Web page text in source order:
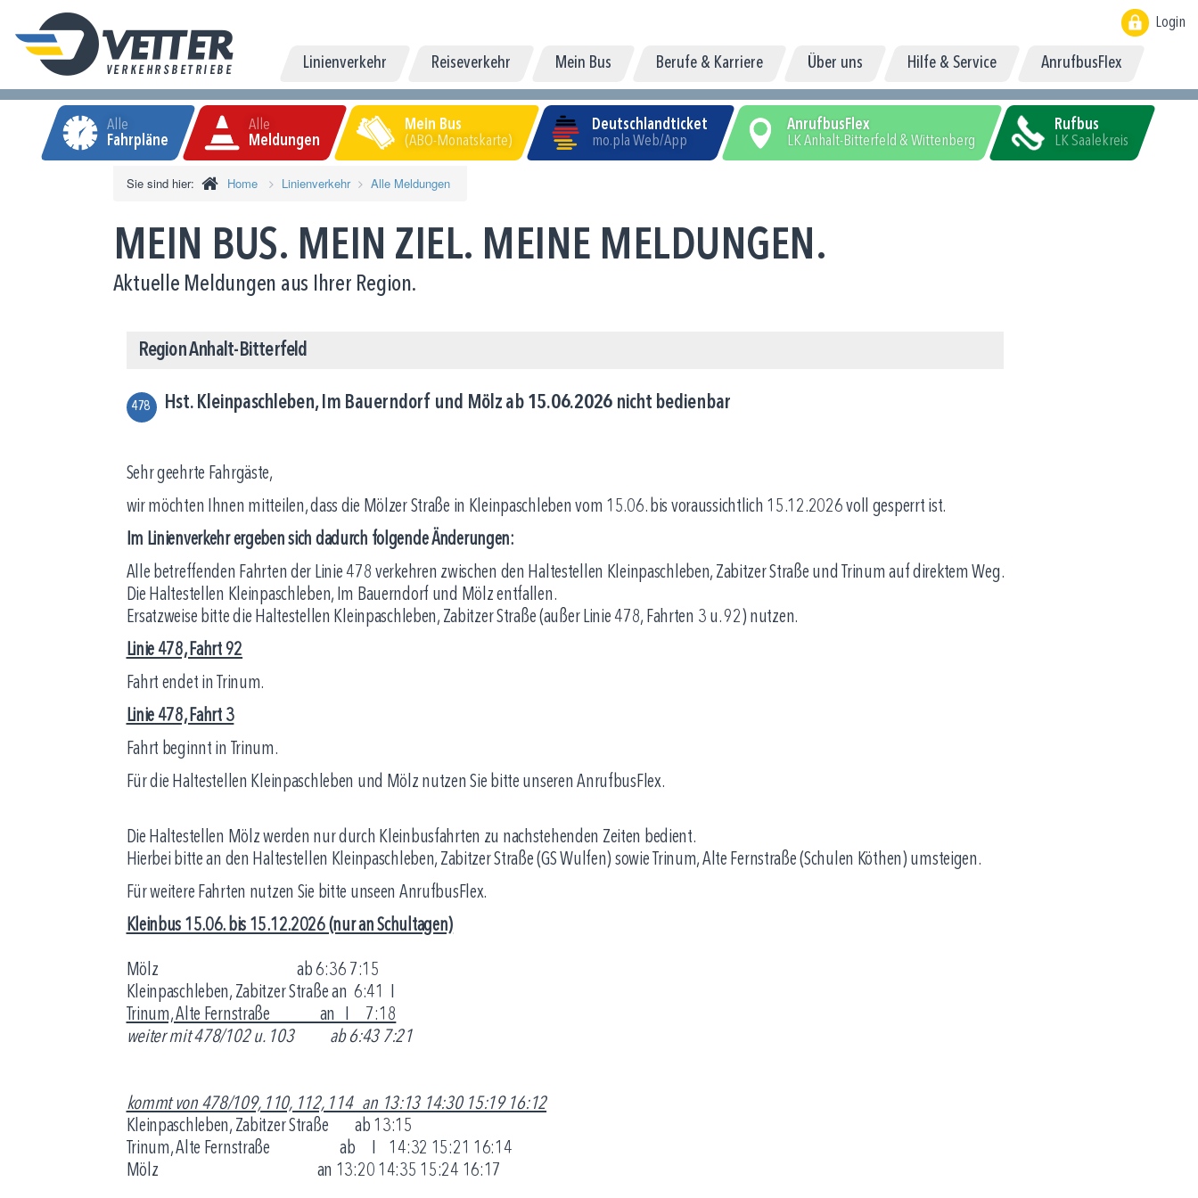
Login
Linienverkehr Reiseverkehr Mein Bus Berufe & Karriere Über uns Hilfe & Service AnrufbusFlex
Alle
Fahrpläne
Alle
Meldungen
Mein Bus
(ABO-Monatskarte)
Deutschlandticket
mo.pla Web/App
AnrufbusFlex
LK Anhalt-Bitterfeld & Wittenberg
Rufbus
LK Saalekreis
Sie sind hier: Home Linienverkehr Alle Meldungen
MEIN BUS. MEIN ZIEL. MEINE MELDUNGEN.
Aktuelle Meldungen aus Ihrer Region.
Region Anhalt-Bitterfeld
478 Hst. Kleinpaschleben, Im Bauerndorf und Mölz ab 15.06.2026 nicht bedienbar
Sehr geehrte Fahrgäste,
wir möchten Ihnen mitteilen, dass die Mölzer Straße in Kleinpaschleben vom 15.06. bis voraussichtlich 15.12.2026 voll gesperrt ist.
Im Linienverkehr ergeben sich dadurch folgende Änderungen:
Alle betreffenden Fahrten der Linie 478 verkehren zwischen den Haltestellen Kleinpaschleben, Zabitzer Straße und Trinum auf direktem Weg.
Die Haltestellen Kleinpaschleben, Im Bauerndorf und Mölz entfallen.
Ersatzweise bitte die Haltestellen Kleinpaschleben, Zabitzer Straße (außer Linie 478, Fahrten 3 u. 92) nutzen.
Linie 478, Fahrt 92
Fahrt endet in Trinum.
Linie 478, Fahrt 3
Fahrt beginnt in Trinum.
Für die Haltestellen Kleinpaschleben und Mölz nutzen Sie bitte unseren AnrufbusFlex.
Die Haltestellen Mölz werden nur durch Kleinbusfahrten zu nachstehenden Zeiten bedient.
Hierbei bitte an den Haltestellen Kleinpaschleben, Zabitzer Straße (GS Wulfen) sowie Trinum, Alte Fernstraße (Schulen Köthen) umsteigen.
Für weitere Fahrten nutzen Sie bitte unseen AnrufbusFlex.
Kleinbus 15.06. bis 15.12.2026 (nur an Schultagen)
Mölz ab 6:36 7:15
Kleinpaschleben, Zabitzer Straße an 6:41 I
Trinum, Alte Fernstraße an I 7:18
weiter mit 478/102 u. 103 ab 6:43 7:21
kommt von 478/109, 110, 112, 114 an 13:13 14:30 15:19 16:12
Kleinpaschleben, Zabitzer Straße ab 13:15
Trinum, Alte Fernstraße ab I 14:32 15:21 16:14
Mölz an 13:20 14:35 15:24 16:17